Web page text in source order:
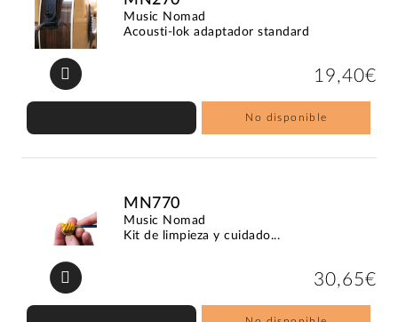
Music Nomad
Acousti-lok adaptador standard
19,40€
No disponible
MN770
Music Nomad
Kit de limpieza y cuidado...
30,65€